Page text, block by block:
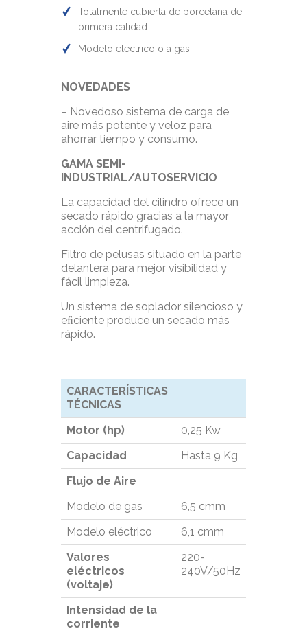
Totalmente cubierta de porcelana de
primera calidad.
Modelo eléctrico o a gas.
NOVEDADES
– Novedoso sistema de carga de
aire más potente y veloz para
ahorrar tiempo y consumo.
GAMA SEMI-
INDUSTRIAL/AUTOSERVICIO
La capacidad del cilindro ofrece un
secado rápido gracias a la mayor
acción del centrifugado.
Filtro de pelusas situado en la parte
delantera para mejor visibilidad y
fácil limpieza.
Un sistema de soplador silencioso y
eﬁciente produce un secado más
rápido.
CARACTERÍSTICAS
TÉCNICAS
Motor (hp)
0,25 Kw
Capacidad
Hasta 9 Kg
Flujo de Aire
Modelo de gas
6,5 cmm
Modelo eléctrico
6,1 cmm
Valores
eléctricos
(voltaje)
220-
240V/50Hz
Intensidad de la
corriente